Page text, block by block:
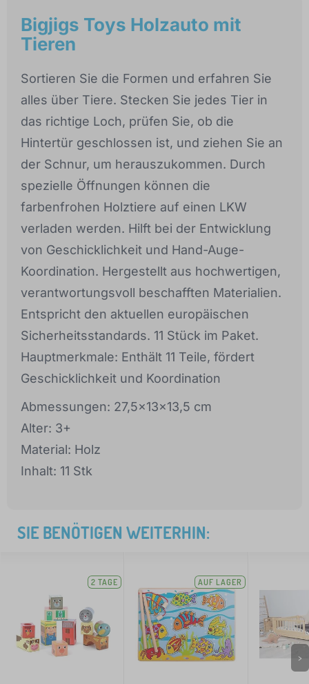
Bigjigs Toys Holzauto mit
Tieren
Sortieren Sie die Formen und erfahren Sie
alles über Tiere. Stecken Sie jedes Tier in
das richtige Loch, prüfen Sie, ob die
Hintertür geschlossen ist, und ziehen Sie an
der Schnur, um herauszukommen. Durch
spezielle Öffnungen können die
farbenfrohen Holztiere auf einen LKW
verladen werden. Hilft bei der Entwicklung
von Geschicklichkeit und Hand-Auge-
Koordination. Hergestellt aus hochwertigen,
verantwortungsvoll beschafften Materialien.
Entspricht den aktuellen europäischen
Sicherheitsstandards. 11 Stück im Paket.
Hauptmerkmale: Enthält 11 Teile, fördert
Geschicklichkeit und Koordination
Abmessungen: 27,5x13x13,5 cm
Alter: 3+
Material: Holz
Inhalt: 11 Stk
SIE BENÖTIGEN WEITERHIN:
2 TAGE AUF LAGER
>